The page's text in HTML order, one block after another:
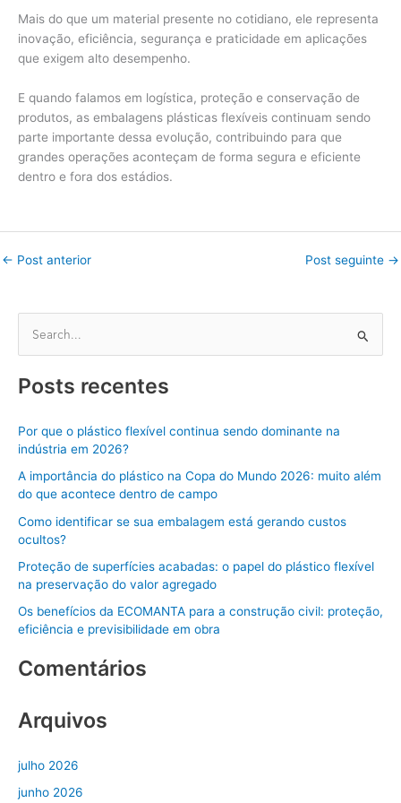
Mais do que um material presente no cotidiano, ele representa
inovação, eficiência, segurança e praticidade em aplicações
que exigem alto desempenho.
E quando falamos em logística, proteção e conservação de
produtos, as embalagens plásticas flexíveis continuam sendo
parte importante dessa evolução, contribuindo para que
grandes operações aconteçam de forma segura e eficiente
dentro e fora dos estádios.
← Post anterior Post seguinte →
s
u
s
o
r
:
Posts recentes
Por que o plástico flexível continua sendo dominante na
indústria em 2026?
A importância do plástico na Copa do Mundo 2026: muito além
do que acontece dentro de campo
Como identificar se sua embalagem está gerando custos
ocultos?
Proteção de superfícies acabadas: o papel do plástico flexível
na preservação do valor agregado
Os benefícios da ECOMANTA para a construção civil: proteção,
eficiência e previsibilidade em obra
Comentários
Arquivos
julho 2026
junho 2026